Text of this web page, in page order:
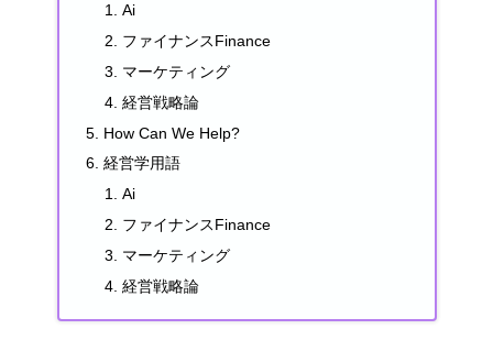
Ai
ファイナンスFinance
マーケティング
経営戦略論
How Can We Help?
経営学用語
Ai
ファイナンスFinance
マーケティング
経営戦略論